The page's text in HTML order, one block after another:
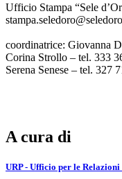
Ufficio Stampa “Sele
coordinatrice: Giovanna
Corina Strollo – tel. 333
Serena Senese – tel. 327
A cura di
URP - Ufficio per le